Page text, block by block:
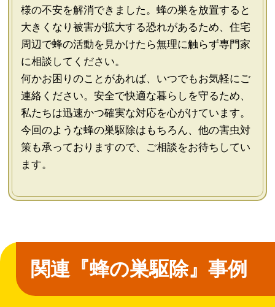
様の不安を解消できました。蜂の巣を放置すると
大きくなり被害が拡大する恐れがあるため、住宅
周辺で蜂の活動を見かけたら無理に触らず専門家
に相談してください。
何かお困りのことがあれば、いつでもお気軽にご
連絡ください。安全で快適な暮らしを守るため、
私たちは迅速かつ確実な対応を心がけています。
今回のような蜂の巣駆除はもちろん、他の害虫対
策も承っておりますので、ご相談をお待ちしてい
ます。
関連『蜂の巣駆除』事例